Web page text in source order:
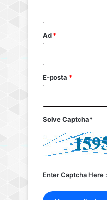
Ad *
E-posta *
Solve Captcha*
Enter Captcha Here :